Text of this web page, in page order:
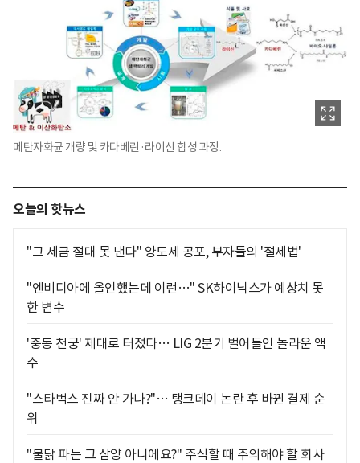
메탄자화균 개량 및 카다베린·라이신 합성 과정.
오늘의 핫뉴스
"그 세금 절대 못 낸다" 양도세 공포, 부자들의 '절세법'
"엔비디아에 올인했는데 이런…" SK하이닉스가 예상치 못
한 변수
'중동 천궁' 제대로 터졌다… LIG 2분기 벌어들인 놀라운 액
수
"스타벅스 진짜 안 가나?"… 탱크데이 논란 후 바뀐 결제 순
위
"불닭 파는 그 삼양 아니에요?" 주식할 때 주의해야 할 회사